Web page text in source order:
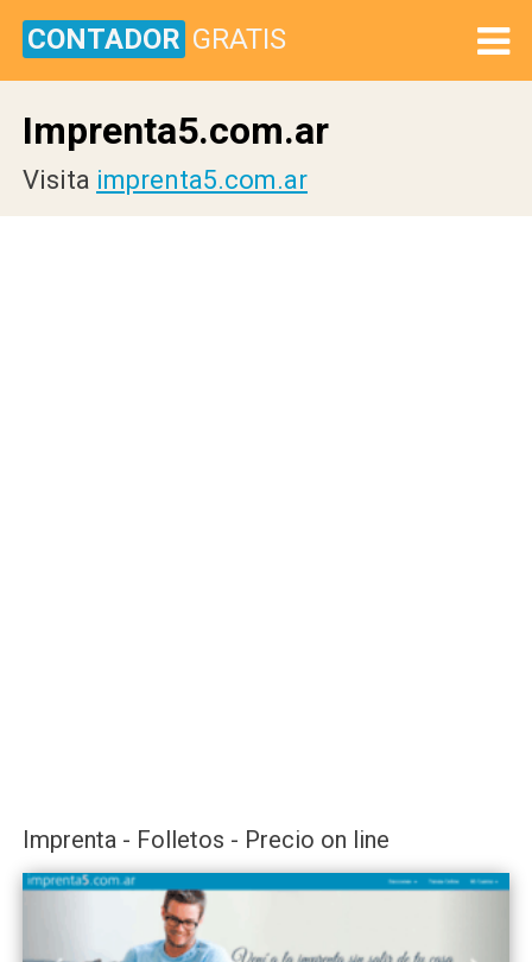
CONTADOR GRATIS
Imprenta5.com.ar
Visita imprenta5.com.ar
Imprenta - Folletos - Precio on line